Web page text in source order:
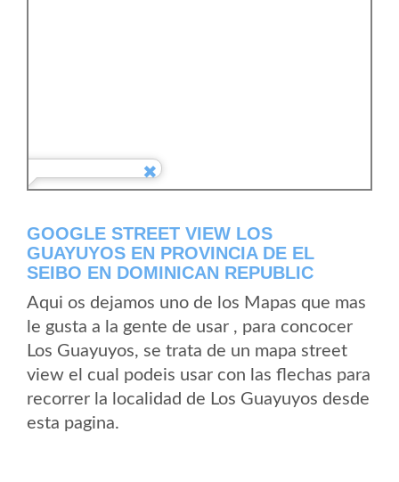
GOOGLE STREET VIEW LOS
GUAYUYOS EN PROVINCIA DE EL
SEIBO EN DOMINICAN REPUBLIC
Aqui os dejamos uno de los Mapas que mas
le gusta a la gente de usar , para concocer
Los Guayuyos, se trata de un mapa street
view el cual podeis usar con las flechas para
recorrer la localidad de Los Guayuyos desde
esta pagina.